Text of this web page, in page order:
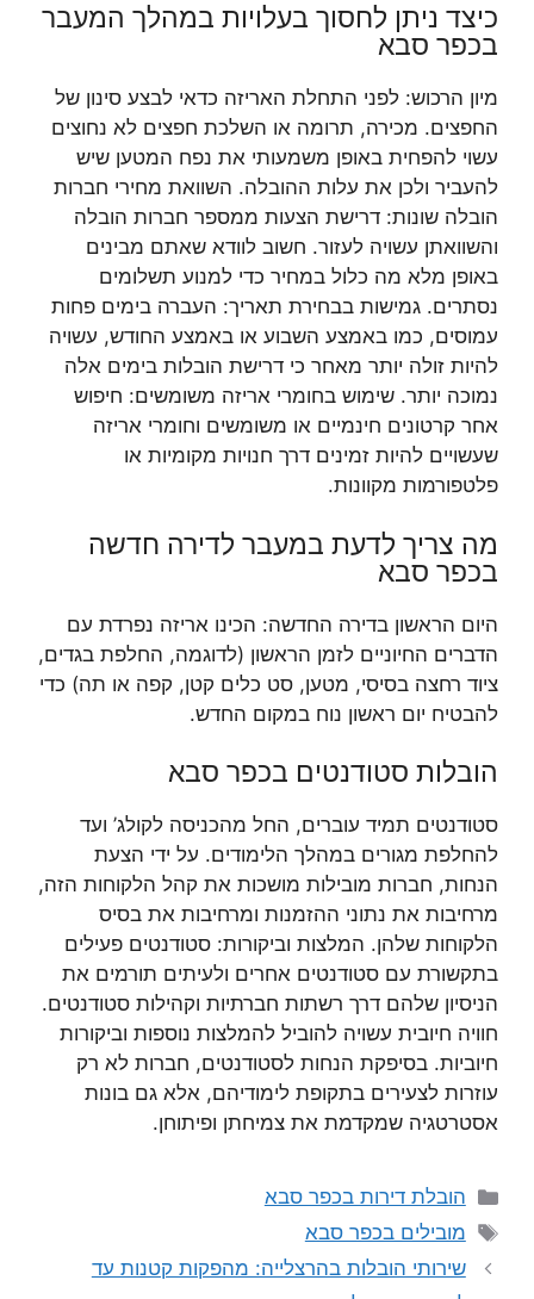
כיצד ניתן לחסוך בעלויות במהלך המעבר
בכפר סבא
מיון הרכוש: לפני התחלת האריזה כדאי לבצע סינון של
החפצים. מכירה, תרומה או השלכת חפצים לא נחוצים
עשוי להפחית באופן משמעותי את נפח המטען שיש
להעביר ולכן את עלות ההובלה. השוואת מחירי חברות
הובלה שונות: דרישת הצעות ממספר חברות הובלה
והשוואתן עשויה לעזור. חשוב לוודא שאתם מבינים
באופן מלא מה כלול במחיר כדי למנוע תשלומים
נסתרים. גמישות בבחירת תאריך: העברה בימים פחות
עמוסים, כמו באמצע השבוע או באמצע החודש, עשויה
להיות זולה יותר מאחר כי דרישת הובלות בימים אלה
נמוכה יותר. שימוש בחומרי אריזה משומשים: חיפוש
אחר קרטונים חינמיים או משומשים וחומרי אריזה
שעשויים להיות זמינים דרך חנויות מקומיות או
פלטפורמות מקוונות.
מה צריך לדעת במעבר לדירה חדשה
בכפר סבא
היום הראשון בדירה החדשה: הכינו אריזה נפרדת עם
הדברים החיוניים לזמן הראשון (לדוגמה, החלפת בגדים,
ציוד רחצה בסיסי, מטען, סט כלים קטן, קפה או תה) כדי
להבטיח יום ראשון נוח במקום החדש.
הובלות סטודנטים בכפר סבא
סטודנטים תמיד עוברים, החל מהכניסה לקולג’ ועד
להחלפת מגורים במהלך הלימודים. על ידי הצעת
הנחות, חברות מובילות מושכות את קהל הלקוחות הזה,
מרחיבות את נתוני ההזמנות ומרחיבות את בסיס
הלקוחות שלהן. המלצות וביקורות: סטודנטים פעילים
בתקשורת עם סטודנטים אחרים ולעיתים תורמים את
הניסיון שלהם דרך רשתות חברתיות וקהילות סטודנטים.
חוויה חיובית עשויה להוביל להמלצות נוספות וביקורות
חיוביות. בסיפקת הנחות לסטודנטים, חברות לא רק
עוזרות לצעירים בתקופת לימודיהם, אלא גם בונות
אסטרטגיה שמקדמת את צמיחתן ופיתוחן.
קטגוריות
הובלת דירות בכפר סבא
תגיות
מובילים בכפר סבא
שירותי הובלות בהרצלייה: מהפקות קטנות עד